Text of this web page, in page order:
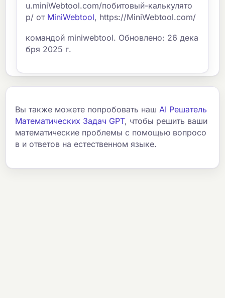
u.miniWebtool.com/побитовый-калькулято
р/ от MiniWebtool, https://MiniWebtool.com/
командой miniwebtool. Обновлено: 26 дека
бря 2025 г.
Вы также можете попробовать нашAI Решатель
Математических Задач GPT, чтобы решить ваши
математические проблемы с помощью вопросо
в и ответов на естественном языке.